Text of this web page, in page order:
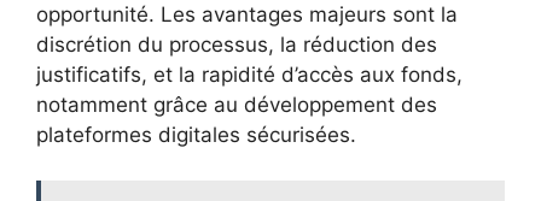
opportunité. Les avantages majeurs sont la
discrétion du processus, la réduction des
justificatifs, et la rapidité d’accès aux fonds,
notamment grâce au développement des
plateformes digitales sécurisées.